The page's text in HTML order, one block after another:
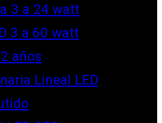
3 a 24 watt
3 a 60 watt
años
Lineal LED